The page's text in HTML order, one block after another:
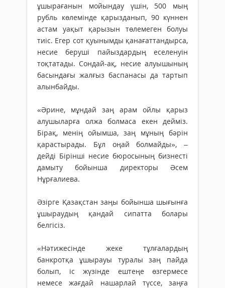
ұшырағанын мойындау үшін, 500 мың
рубль көлемінде қарызданып, 90 күннен
астам уақыт қарызын төлемеген болуы
тиіс. Егер сот қуынымды қанағаттандырса,
несие беруші пайыздардың еселенуін
тоқтатады. Сондай-ақ, несие алуышының
басындағы жалғыз баспанасы да тартып
алынбайды.
«Әрине, мұндай заң арам ойлы қарыз
алушыларға олжа болмаса екен дейміз.
Бірақ, менің ойымша, заң мұның бәрін
қарастырады. Бұл оңай болмайды», –
дейді Бірінші несие бюросының бизнесті
дамыту бойынша директоры Әсем
Нұрғалиева.
Әзірге Қазақстан заңы бойынша шығынға
ұшыраудың қандай сипатта болары
белгісіз.
«Нәтижесінде жеке тұлғалардың
банкротқа ұшырауы туралы заң пайда
болып, іс жүзінде ештеңе өзгермесе
немесе жағдай нашарлай түссе, заңға